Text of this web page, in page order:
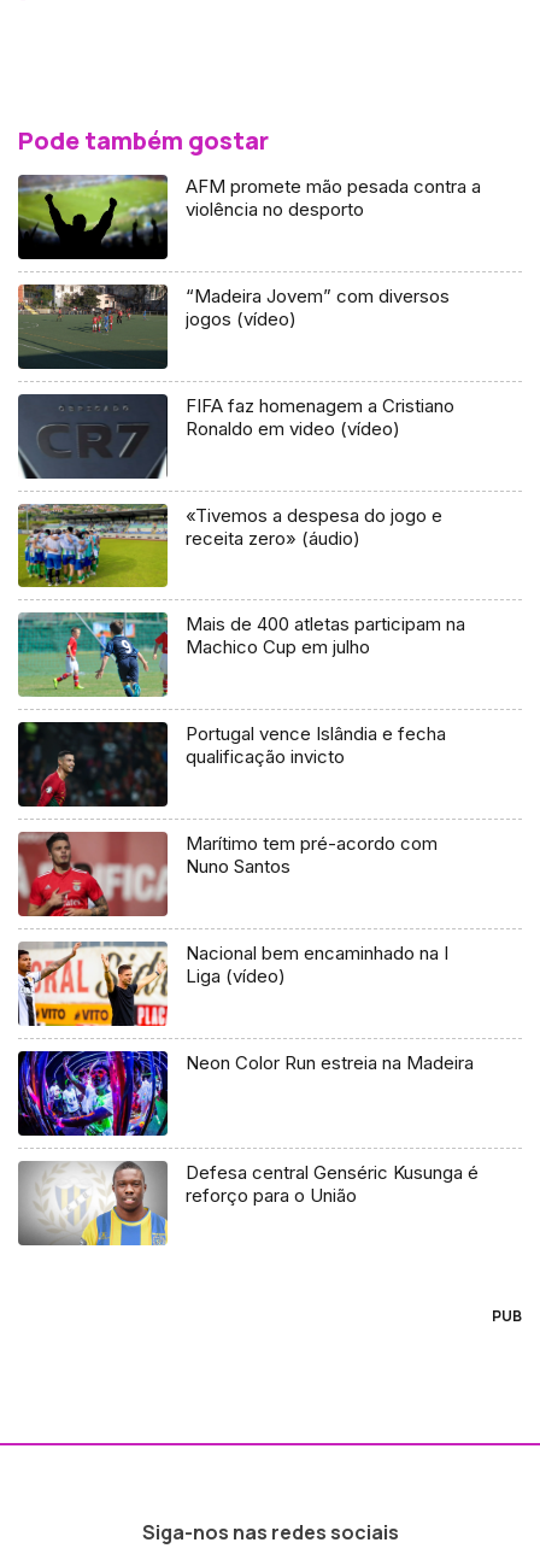
Pode também gostar
AFM promete mão pesada contra a
violência no desporto
“Madeira Jovem” com diversos
jogos (vídeo)
FIFA faz homenagem a Cristiano
Ronaldo em video (vídeo)
«Tivemos a despesa do jogo e
receita zero» (áudio)
Mais de 400 atletas participam na
Machico Cup em julho
Portugal vence Islândia e fecha
qualificação invicto
Marítimo tem pré-acordo com
Nuno Santos
Nacional bem encaminhado na I
Liga (vídeo)
Neon Color Run estreia na Madeira
Defesa central Genséric Kusunga é
reforço para o União
PUB
Siga-nos nas redes sociais